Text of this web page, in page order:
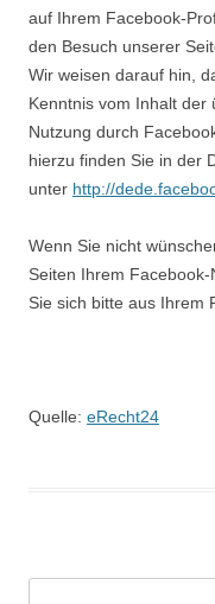
auf Ihrem Facebook-
den Besuch unserer
Wir weisen darauf hin,
Kenntnis vom Inhalt der
Nutzung durch
hierzu finden Sie in der
unter http://
Wenn Sie nicht
Seiten Ihrem
Sie sich bitte aus Ihrem
Quelle: eRecht24